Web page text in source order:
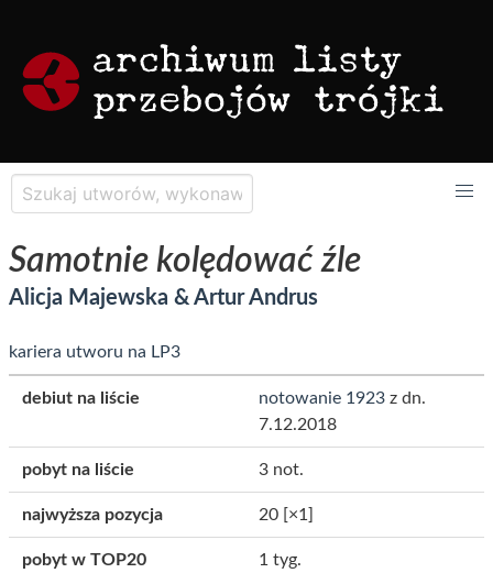
Samotnie kolędować źle
Alicja Majewska & Artur Andrus
kariera utworu na LP3
debiut na liście notowanie 1923 z dn.
7.12.2018
pobyt na liście 3 not.
najwyższa pozycja 20 [×1]
pobyt w TOP20 1 tyg.